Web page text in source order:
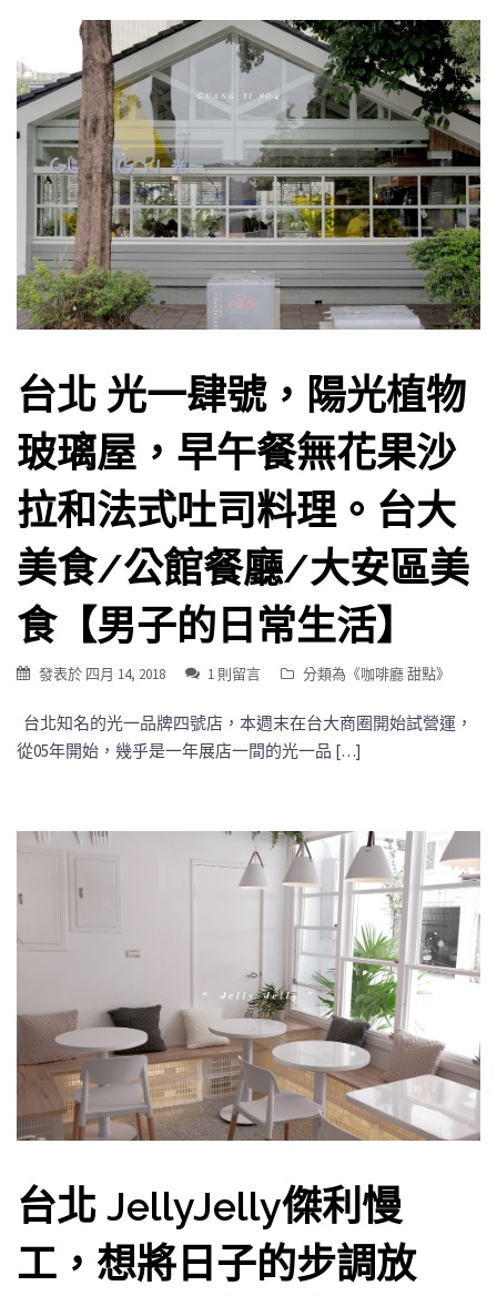
台北 光一肆號，陽光植物
玻璃屋，早午餐無花果沙
拉和法式吐司料理。台大
美食/公館餐廳/大安區美
食【男子的日常生活】
發表於 四月 14, 2018 1 則留言 分類為《咖啡廳 甜點》
台北知名的光一品牌四號店，本週末在台大商圈開始試營運，
從05年開始，幾乎是一年展店一間的光一品 […]
台北 JellyJelly傑利慢
工，想將日子的步調放